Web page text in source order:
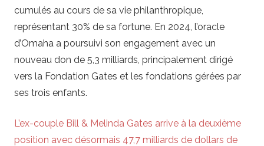
cumulés au cours de sa vie philanthropique,
représentant 30% de sa fortune. En 2024, l’oracle
d’Omaha a poursuivi son engagement avec un
nouveau don de 5,3 milliards, principalement dirigé
vers la Fondation Gates et les fondations gérées par
ses trois enfants.
L’ex-couple Bill & Melinda Gates arrive à la deuxième
position avec désormais 47,7 milliards de dollars de